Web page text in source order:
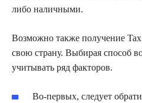
либо наличными.
Возможно также получение
свою страну. Выбирая способ
учитывать ряд факторов.
Во-первых, следует